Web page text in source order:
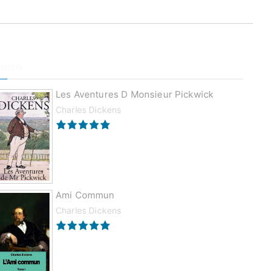
Les Aventures D Monsieur Pickwick
Charles Dickens
Ami Commun
Charles Dickens